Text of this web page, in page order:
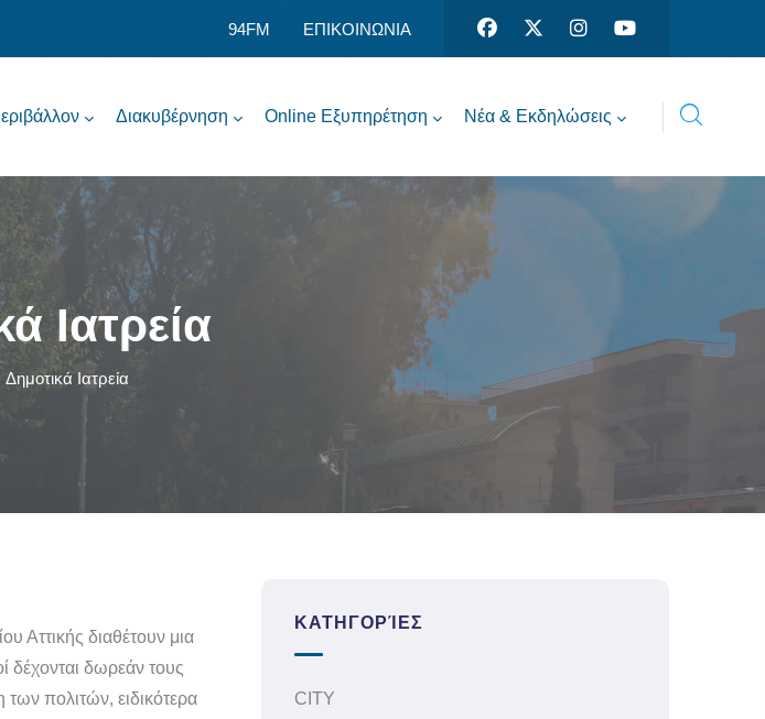
94FM ΕΠΙΚΟΙΝΩΝΙΑ
Διακυβέρνηση Online Εξυπηρέτηση Νέα & Εκδηλώσεις
Ιατρεία
Δημοτικά Ιατρεία
Αττικής διαθέτουν μια
δέχονται δωρεάν τους
πολιτών, ειδικότερα
ΚΑΤΗΓΟΡΊΕΣ
CITY